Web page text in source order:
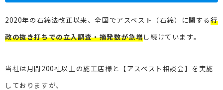
2020年の石綿法改正以来、全国でアスベスト（石綿）に関する行
政の抜き打ちでの立入調査・摘発数が急増し続けています。
当社は月間200社以上の施工店様と【アスベスト相談会】を実施
しておりますが、